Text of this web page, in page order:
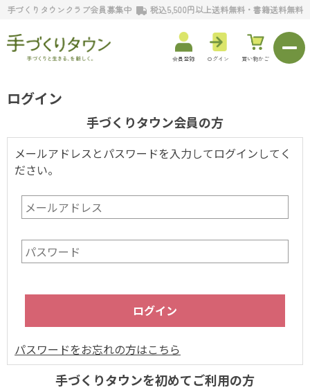
手づくりタウンクラブ会員募集中 税込5,500円以上送料無料・書籍送料無料
会員登録 ログイン 買い物かご
ログイン
手づくりタウン会員の方
メールアドレスとパスワードを入力してログインしてく
ださい。
パスワードをお忘れの方はこちら
手づくりタウンを初めてご利用の方